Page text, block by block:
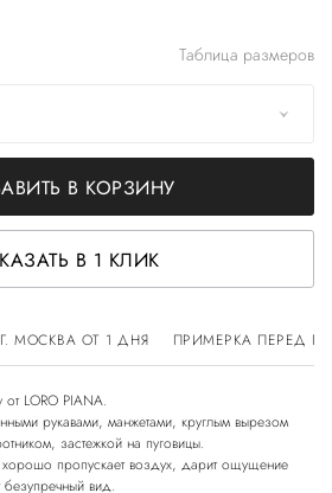
Таблица размеров
В КОРЗИНУ
В 1 КЛИК
МОСКВА ОТ 1 ДНЯ ПРИМЕРКА ПЕРЕД
LORO PIANA.
рукавами, манжетами, круглым вырезом
застежкой на пуговицы.
хорошо пропускает воздух, дарит ощущение
вид.